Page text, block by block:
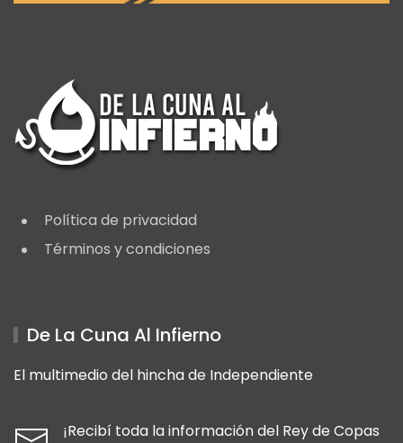
Política de privacidad
Términos y condiciones
De La Cuna Al Infierno
El multimedio del hincha de Independiente
¡Recibí toda la información del Rey de Copas